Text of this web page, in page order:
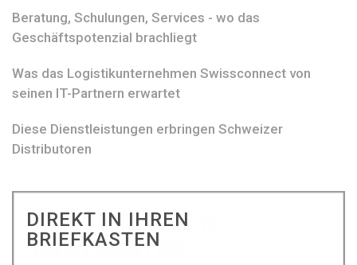
Beratung, Schulungen, Services - wo das
Geschäftspotenzial brachliegt
Was das Logistikunternehmen Swissconnect von
seinen IT-Partnern erwartet
Diese Dienstleistungen erbringen Schweizer
Distributoren
DIREKT IN IHREN
BRIEFKASTEN